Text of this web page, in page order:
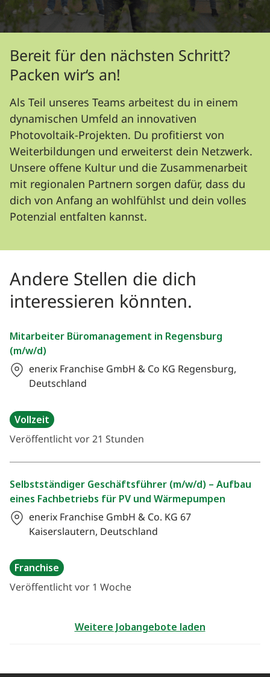
Bereit für den nächsten Schritt?
Packen wir‘s an!
Als Teil unseres Teams arbeitest du in einem
dynamischen Umfeld an innovativen
Photovoltaik-Projekten. Du profitierst von
Weiterbildungen und erweiterst dein Netzwerk.
Unsere offene Kultur und die Zusammenarbeit
mit regionalen Partnern sorgen dafür, dass du
dich von Anfang an wohlfühlst und dein volles
Potenzial entfalten kannst.
Andere Stellen die dich
interessieren könnten.
Mitarbeiter Büromanagement in Regensburg
(m/w/d)
enerix Franchise GmbH & Co KG Regensburg,
Deutschland
Vollzeit
Veröffentlicht vor 21 Stunden
Selbstständiger Geschäftsführer (m/w/d) – Aufbau
eines Fachbetriebs für PV und Wärmepumpen
enerix Franchise GmbH & Co. KG 67
Kaiserslautern, Deutschland
Franchise
Veröffentlicht vor 1 Woche
Weitere Jobangebote laden